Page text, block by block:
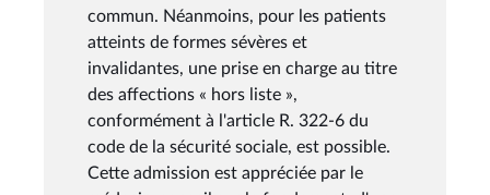
commun. Néanmoins, pour les patients
atteints de formes sévères et
invalidantes, une prise en charge au titre
des affections « hors liste »,
conformément à l'article R. 322-6 du
code de la sécurité sociale, est possible.
Cette admission est appréciée par le